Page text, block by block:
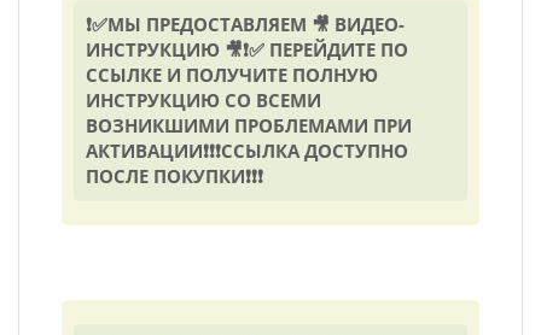
❗✅МЫ ПРЕДОСТАВЛЯЕМ 🎥 ВИДЕО-
ИНСТРУКЦИЮ 🎥❗✅ ПЕРЕЙДИТЕ ПО
ССЫЛКЕ И ПОЛУЧИТЕ ПОЛНУЮ
ИНСТРУКЦИЮ СО ВСЕМИ
ВОЗНИКШИМИ ПРОБЛЕМАМИ ПРИ
АКТИВАЦИИ❗❗❗ССЫЛКА ДОСТУПНО
ПОСЛЕ ПОКУПКИ❗❗❗